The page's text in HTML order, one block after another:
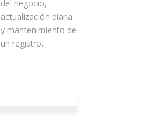
del negocio,
actualización diaria
y mantenimiento de
un registro.